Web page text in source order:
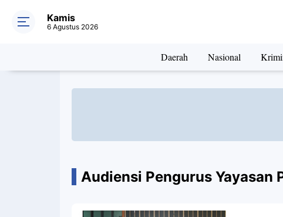
Kamis
6 Agustus 2026
Daerah Nasional
Audiensi Pengurus Yayasan